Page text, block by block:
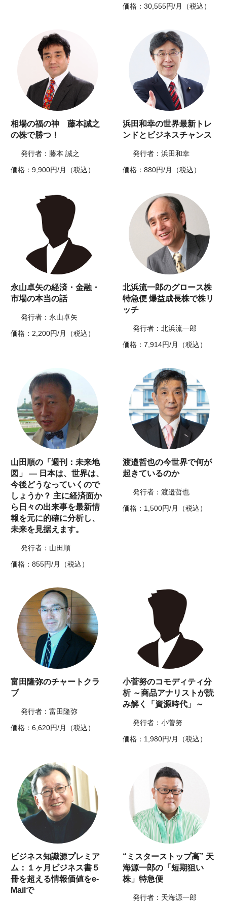
価格：30,555円/月（税込）
相場の福の神 藤本誠之
の株で勝つ！
発行者：藤本 誠之
価格：9,900円/月（税込）
浜田和幸の世界最新トレ
ンドとビジネスチャンス
発行者：浜田和幸
価格：880円/月（税込）
永山卓矢の経済・金融・
市場の本当の話
発行者：永山卓矢
価格：2,200円/月（税込）
北浜流一郎のグロース株
特急便 爆益成長株で株リ
ッチ
発行者：北浜流一郎
価格：7,914円/月（税込）
山田順の「週刊：未来地
図」 ― 日本は、世界は、
今後どうなっていくので
しょうか？ 主に経済面か
ら日々の出来事を最新情
報を元に的確に分析し、
未来を見据えます。
発行者：山田順
価格：855円/月（税込）
渡邉哲也の今世界で何が
起きているのか
発行者：渡邉哲也
価格：1,500円/月（税込）
富田隆弥のチャートクラ
ブ
発行者：富田隆弥
価格：6,620円/月（税込）
小菅努のコモディティ分
析 ～商品アナリストが読
み解く「資源時代」～
発行者：小菅努
価格：1,980円/月（税込）
ビジネス知識源プレミア
ム：１ヶ月ビジネス書５
冊を超える情報価値をe-
Mailで
“ミスターストップ高” 天
海源一郎の「短期狙い
株」特急便
発行者：天海源一郎